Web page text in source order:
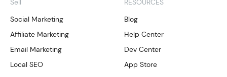
Sell
Social Marketing
Affiliate Marketing
Email Marketing
Local SEO
RESOURCES
Blog
Help Center
Dev Center
App Store